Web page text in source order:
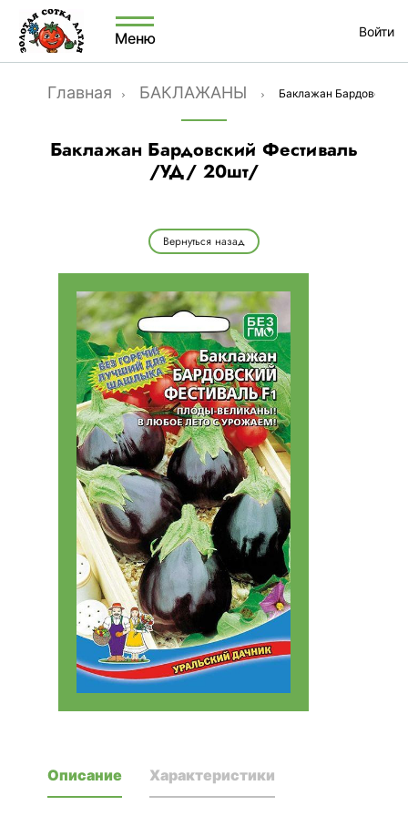
Меню Войти
Главная БАКЛАЖАНЫ Баклажан Бардовский
Баклажан Бардовский Фестиваль
/УД/ 20шт/
Вернуться назад
Описание Характеристики